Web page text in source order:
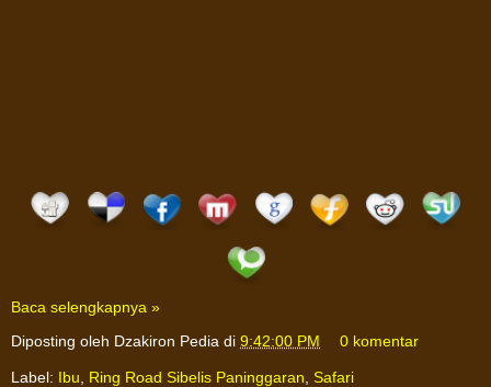
Baca selengkapnya »
Diposting oleh Dzakiron Pedia di 9:42:00 PM 0 komentar
Label: Ibu Ring Road Sibelis Paninggaran Safari